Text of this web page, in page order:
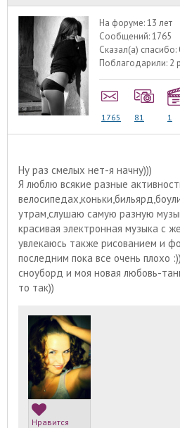
На форуме:13 лет
Сообщений:1765
Сказал(а) спасибо:
Поблагодарили: 2
1765 81 1
Ну раз смелых нет-я начну)))
Я люблю всякие разные
утрам,слушаю самую разную
красивая электронная музыка с
увлекаюсь также рисованием и
последним пока все очень плохо
сноуборд и моя новая любовь-
то так))
Нравится